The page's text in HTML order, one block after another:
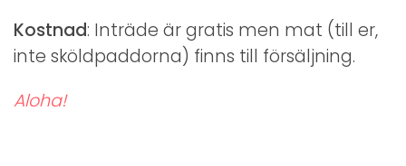
Kostnad: Inträde är gratis men mat (till er,
inte sköldpaddorna) finns till försäljning.
Aloha!